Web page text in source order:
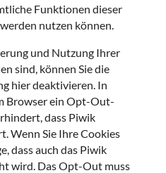
Funktionen dieser
nutzen können.
und Nutzung Ihrer
sind, können Sie die
hier deaktivieren. In
Browser ein Opt-Out-
dass Piwik
Wenn Sie Ihre Cookies
dass auch das Piwik
wird. Das Opt-Out muss